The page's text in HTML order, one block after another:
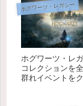
ホグワーツ・レガシー
ホグワーツ・レ
コレクションを
群れイベントを